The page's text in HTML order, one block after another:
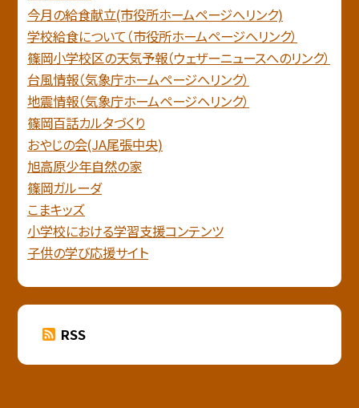
今月の給食献立(市役所ホームページへリンク)
学校給食について（市役所ホームページへリンク）
篠岡小学校区の天気予報（ウェザーニュースへのリンク）
台風情報（気象庁ホームページへリンク）
地震情報（気象庁ホームページヘリンク）
篠岡百話カルタづくり
おやじの会(JA尾張中央)
旭高原少年自然の家
篠岡ガルーダ
こまキッズ
小学校における学習支援コンテンツ
子供の学び応援サイト
RSS